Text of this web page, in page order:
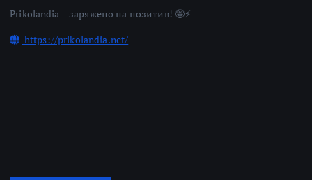
Prikolandia – заряжено на позитив! 🤪⚡
https://prikolandia.net/